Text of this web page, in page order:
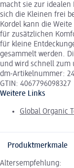
macht sie zur idealen
sich die Kleinen frei
Kordel kann die
für zusätzlichen
für kleine
gesammelt werden.
und wird schnell zum
dm-Artikelnummer:
GTIN: 4067796098327
Weitere Links
Global Organic
Produktmerkmale
Altersempfehlung: